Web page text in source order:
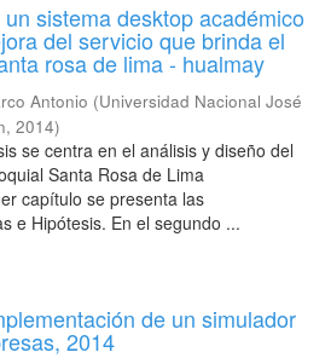
sistema desktop académico
del servicio que brinda el
rosa de lima - hualmay
Antonio (Universidad Nacional José
, 2014)
se centra en el análisis y diseño del
Santa Rosa de Lima
capítulo se presenta las
e Hipótesis. En el segundo ...
de un simulador
2014